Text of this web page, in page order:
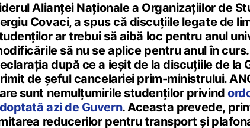
Alianței Naționale a Organizațiilor de
Covaci, a spus că discuțiile legate de
ar trebui să aibă loc pentru anul
să nu se aplice pentru anul în
după ce a ieșit de la discuțiile de la
de șeful cancelariei prim-ministrului.
sunt nemulțumirile studenților privind
azi de Guvern. Aceasta prevede,
reducerilor pentru transport și